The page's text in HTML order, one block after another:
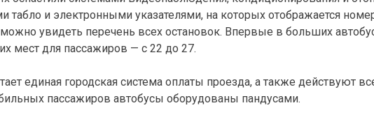
и электронными указателями, на которых отображается
увидеть перечень всех остановок. Впервые в больших
мест для пассажиров — с 22 до 27.
единая городская система оплаты проезда, а также действуют
пассажиров автобусы оборудованы пандусами.